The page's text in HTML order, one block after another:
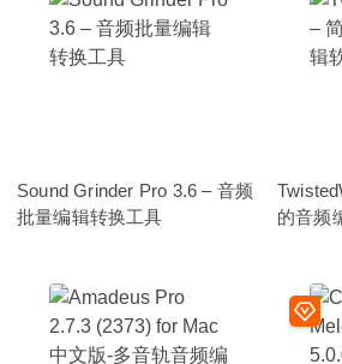
Sound Grinder Pro 3.6 – 音频
批量编辑转换工具
的音频